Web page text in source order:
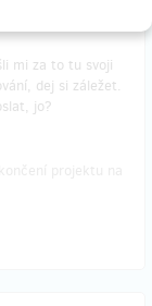
mi za to tu svoji
dej si záležet.
jo?